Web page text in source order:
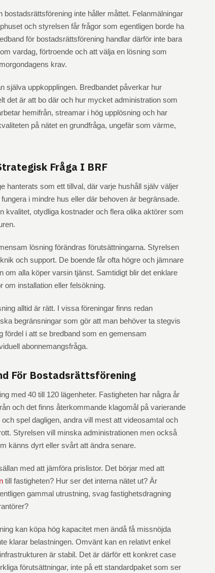
bostadsrättsförening inte håller måttet. Felanmälningar
och styrelsen får frågor som egentligen borde ha
för bostadsrättsförening handlar därför inte bara
vardag, förtroende och att välja en lösning som
krav.
själva uppkopplingen. Bredbandet påverkar hur
det är att bo där och hur mycket administration som
hemifrån, streamar i hög upplösning och har
på nätet en grundfråga, ungefär som värme,
Fråga I BRF
hanterats som ett tillval, där varje hushåll själv väljer
i mindre hus eller där behoven är begränsade.
kvalitet, otydliga kostnader och flera olika aktörer som
lösning förändras förutsättningarna. Styrelsen
och support. De boende får ofta högre och jämnare
om alla köper varsin tjänst. Samtidigt blir det enklare
om installation eller felsökning.
alltid är rätt. I vissa föreningar finns redan
begränsningar som gör att man behöver ta stegvis
fördel i att se bredband som en gemensam
abonnemangsfråga.
För Bostadsrättsförening
med 40 till 120 lägenheter. Fastigheten har några år
och det finns återkommande klagomål på varierande
spel dagligen, andra vill mest att videosamtal och
Styrelsen vill minska administrationen men också
känns dyrt eller svårt att ändra senare.
med att jämföra prislistor. Det börjar med att
till fastigheten? Hur ser det interna nätet ut? Är
gammal utrustning, svag fastighetsdragning
kan köpa hög kapacitet men ändå få missnöjda
klarar belastningen. Omvänt kan en relativt enkel
är stabil. Det är därför ett konkret case
förutsättningar, inte på ett standardpaket som ser